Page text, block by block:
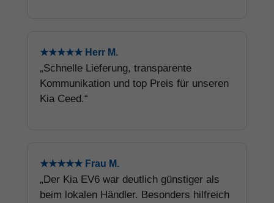
★★★★★ Herr M.
„Schnelle Lieferung, transparente
Kommunikation und top Preis für unseren
Kia Ceed.“
★★★★★ Frau M.
„Der Kia EV6 war deutlich günstiger als
beim lokalen Händler. Besonders hilfreich